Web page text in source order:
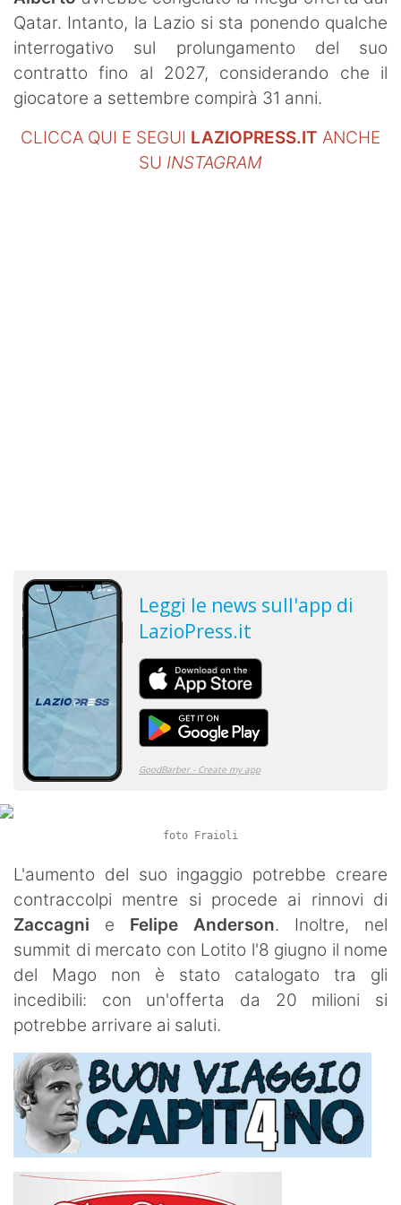
SHOP LAZIO
Contatti
Qatar. Intanto, la Lazio si sta ponendo qualche
interrogativo sul prolungamento del suo
contratto fino al 2027, considerando che il
giocatore a settembre compirà 31 anni.
CLICCA QUI E SEGUI LAZIOPRESS.IT ANCHE
SU INSTAGRAM
foto Fraioli
L'aumento del suo ingaggio potrebbe creare
contraccolpi mentre si procede ai rinnovi di
Zaccagni e Felipe Anderson. Inoltre, nel
summit di mercato con Lotito l'8 giugno il nome
del Mago non è stato catalogato tra gli
incedibili: con un'offerta da 20 milioni si
potrebbe arrivare ai saluti.